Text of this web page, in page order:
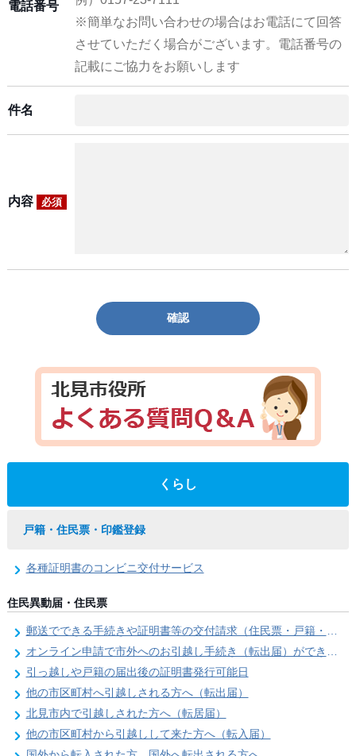
電話番号
※簡単なお問い合わせの場合はお電話にて回答
させていただく場合がございます。電話番号の
記載にご協力をお願いします
件名
内容 必須
確認
くらし
戸籍・住民票・印鑑登録
各種証明書のコンビニ交付サービス
住民異動届・住民票
郵送でできる手続きや証明書等の交付請求（住民票・戸籍・国民年金関係）
オンライン申請で市外へのお引越し手続き（転出届）ができます
引っ越しや戸籍の届出後の証明書発行可能日
他の市区町村へ引越しされる方へ（転出届）
北見市内で引越しされた方へ（転居届）
他の市区町村から引越しして来た方へ（転入届）